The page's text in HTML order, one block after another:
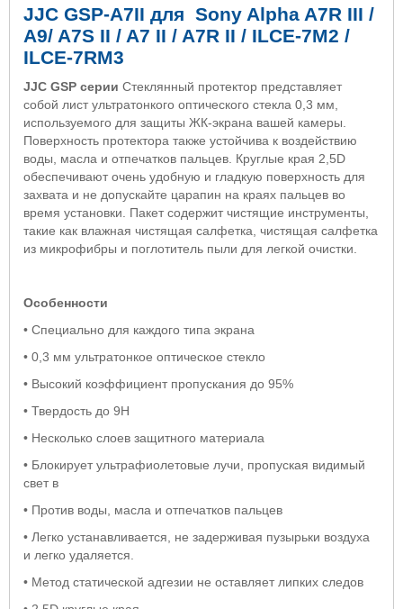
JJC GSP-A7II для Sony Alpha A7R III /
A9/ A7S II / A7 II / A7R II / ILCE-7M2 /
ILCE-7RM3
JJC GSP серии Стеклянный протектор представляет
собой лист ультратонкого оптического стекла 0,3 мм,
используемого для защиты ЖК-экрана вашей камеры.
Поверхность протектора также устойчива к воздействию
воды, масла и отпечатков пальцев. Круглые края 2,5D
обеспечивают очень удобную и гладкую поверхность для
захвата и не допускайте царапин на краях пальцев во
время установки. Пакет содержит чистящие инструменты,
такие как влажная чистящая салфетка, чистящая салфетка
из микрофибры и поглотитель пыли для легкой очистки.
Особенности
• Специально для каждого типа экрана
• 0,3 мм ультратонкое оптическое стекло
• Высокий коэффициент пропускания до 95%
• Твердость до 9Н
• Несколько слоев защитного материала
• Блокирует ультрафиолетовые лучи, пропуская видимый
свет в
• Против воды, масла и отпечатков пальцев
• Легко устанавливается, не задерживая пузырьки воздуха
и легко удаляется.
• Метод статической адгезии не оставляет липких следов